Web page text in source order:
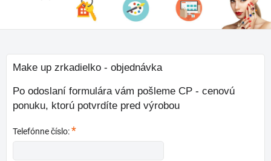
Make up zrkadielko - objednávka
Po odoslaní formulára vám pošleme CP - cenovú
ponuku, ktorú potvrdíte pred výrobou
Telefónne číslo:*